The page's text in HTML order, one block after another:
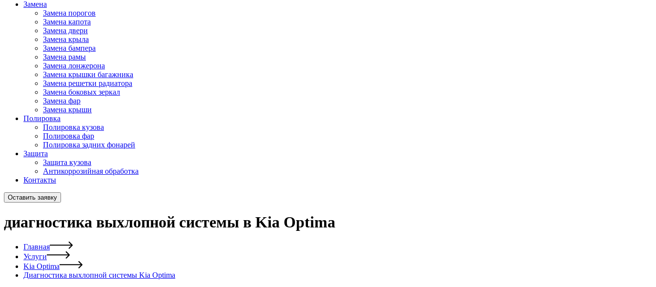
Замена
Замена порогов
Замена капота
Замена двери
Замена крыла
Замена бампера
Замена рамы
Замена лонжерона
Замена крышки багажника
Замена решетки радиатора
Замена боковых зеркал
Замена фар
Замена крыши
Полировка
Полировка кузова
Полировка фар
Полировка задних фонарей
Защита
Защита кузова
Антикоррозийная обработка
Контакты
Оставить заявку
диагностика выхлопной системы в Kia Optima
Главная
Услуги
Kia Optima
Диагностика выхлопной системы Kia Optima